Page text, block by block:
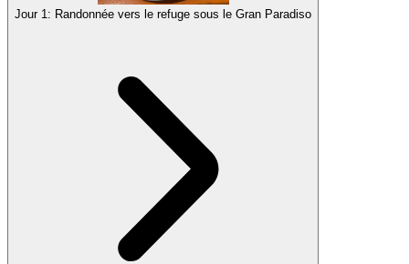
Jour 1: Randonnée vers le refuge sous le Gran Paradiso